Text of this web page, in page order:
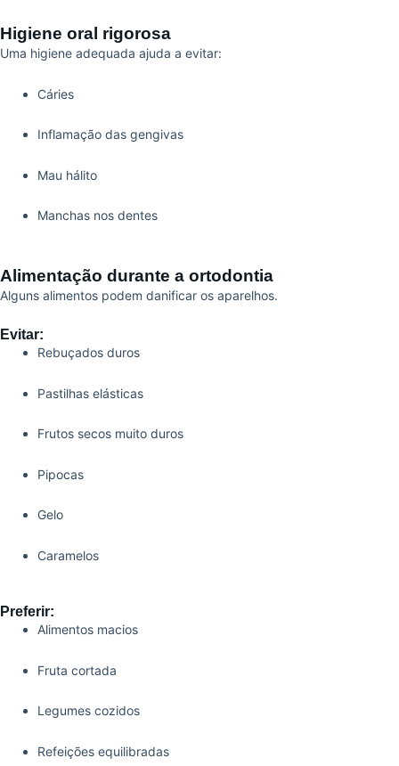
Higiene oral rigorosa
Uma higiene adequada ajuda a evitar:
Cáries
Inflamação das gengivas
Mau hálito
Manchas nos dentes
Alimentação durante a ortodontia
Alguns alimentos podem danificar os aparelhos.
Evitar:
Rebuçados duros
Pastilhas elásticas
Frutos secos muito duros
Pipocas
Gelo
Caramelos
Preferir:
Alimentos macios
Fruta cortada
Legumes cozidos
Refeições equilibradas